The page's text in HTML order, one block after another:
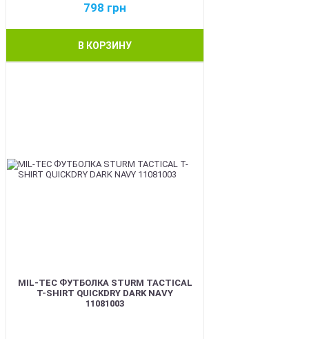
798 грн
В КОРЗИНУ
MIL-TEC ФУТБОЛКА STURM TACTICAL
T-SHIRT QUICKDRY DARK NAVY
11081003